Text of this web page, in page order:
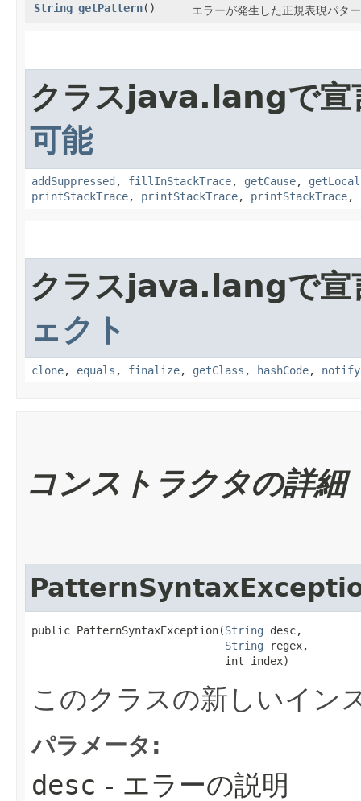
String getPattern() エラーが発生した正規表現パタ
クラスjava.langで宣
可能
addSuppressed , fillInStackTrace, getCause,
printStackTrace, printStackTrace, printStackTrace,
クラスjava.langで宣
ェクト
clone, equals , finalize, getClass , hashCode, notify
コンストラクタの詳細
public PatternSyntaxException​(String desc,
String regex,
                              int index)
このクラスの新しいイン
パラメータ:
desc - エラーの説明